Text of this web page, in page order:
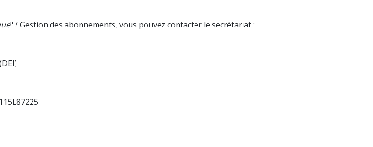
" / Gestion des abonnements, vous pouvez contacter le secrétariat :